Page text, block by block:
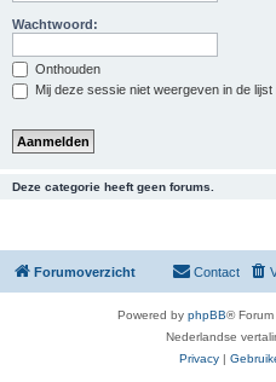
Wachtwoord:
Onthouden
Mij deze sessie niet weergeven in de
Deze categorie heeft geen forums.
Forumoverzicht Contact
Powered by phpBB®
Nederlandse
Privacy |